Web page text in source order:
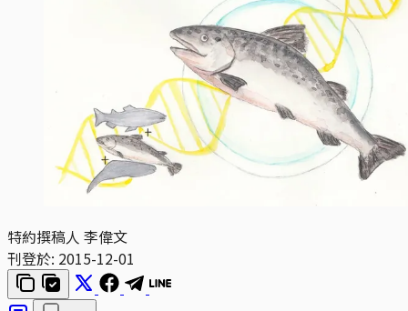
特約撰稿人 李偉文
刊登於: 2015-12-01